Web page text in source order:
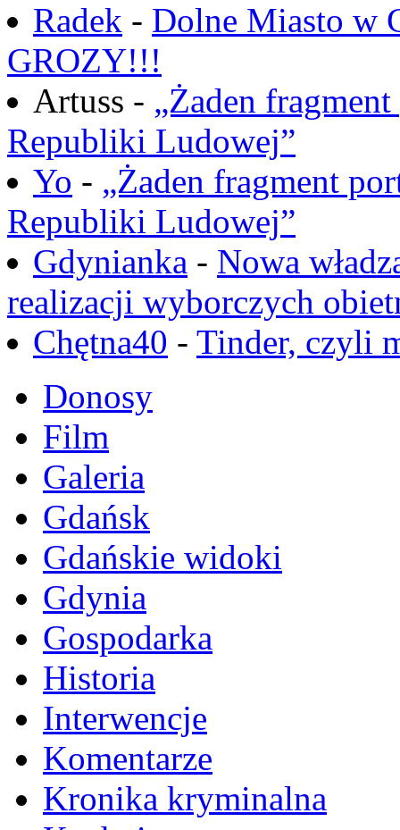
Radek - Dolne Miasto w
GROZY!!!
Artuss - „Żaden
Republiki Ludowej”
Yo - „Żaden fragment
Republiki Ludowej”
Gdynianka - Nowa
realizacji wyborczych
Chętna40 - Tinder, czyli
Donosy
Film
Galeria
Gdańsk
Gdańskie widoki
Gdynia
Gospodarka
Historia
Interwencje
Komentarze
Kronika kryminalna